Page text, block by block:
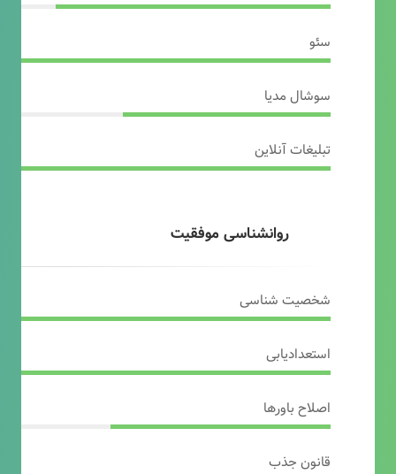
سئو
سوشال مدیا
تبلیغات آنلاین
روانشناسی موفقیت
شخصیت شناسی
استعدادیابی
اصلاح باورها
قانون جذب